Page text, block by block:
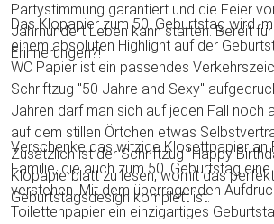
Partystimmung garantiert und die Feier
Jahrhundert Leben kann starten. Bereit
Erinnerungen?!
Das Klopapier zum 50. Geburtstag wird
einem absoluten Highlight auf der
WC Papier ist ein passendes
Schriftzug "50 Jahre and Sexy"
Jahren darf man sich auf jeden Fall noch
auf dem stillen Örtchen etwas
Zusätzlich ist der Schriftzug "Happy
Klopapierblatt zu lesen, womit das
Geburtstagsdesign komplett ist.
Verschenke das witzige Klosettpapier an
Familie, die auch zum 50. Geburtstag
verstehen. Mit dem überragenden
Toilettenpapier ein einzigartiges